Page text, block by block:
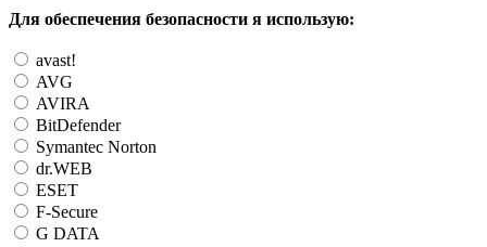
Для обеспечения безопасности я использую:
avast!
AVG
AVIRA
BitDefender
Symantec Norton
dr.WEB
ESET
F-Secure
G DATA